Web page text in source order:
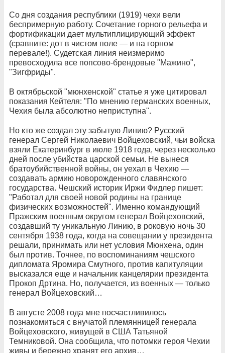
Со дня создания республики (1919) чехи вели
беспримерную работу. Сочетание горного рельефа и
фортификации дает мультиплицирующий эффект
(сравните: дот в чистом поле — и на горном
перевале!). Судетская линия неизмеримо
превосходила все попсово-брендовые "Мажино",
"Зигфриды".
В октябрьской "мюнхенской" статье я уже цитировал
показания Кейтеля: "По мнению германских военных,
Чехия была абсолютно неприступна".
Но кто же создал эту забытую Линию? Русский
генерал Сергей Николаевич Войцеховский, чьи войска
взяли Екатеринбург в июле 1918 года, через несколько
дней после убийства царской семьи. Не вынеся
братоубийственной войны, он уехал в Чехию —
создавать армию новорожденного славянского
государства. Чешский историк Иржи Фидлер пишет:
"Работал для своей новой родины на границе
физических возможностей". Именно командующий
Пражским военным округом генерал Войцеховский,
создавший ту уникальную Линию, в роковую ночь 30
сентября 1938 года, когда на совещании у президента
решали, принимать или нет условия Мюнхена, один
был против. Точнее, по воспоминаниям чешского
дипломата Яромира Смутного, против капитуляции
высказался еще и начальник канцелярии президента
Прокоп Дртина. Но, получается, из военных — только
генерал Войцеховский…
В августе 2008 года мне посчастливилось
познакомиться с внучатой племянницей генерала
Войцеховского, живущей в США Татьяной
Темниковой. Она сообщила, что потомки героя Чехии
живы и бережно хранят его архив…